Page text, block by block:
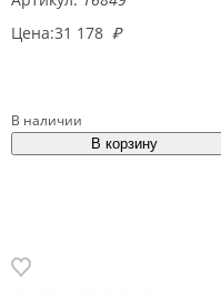
Цена:31 178 ₽
В наличии